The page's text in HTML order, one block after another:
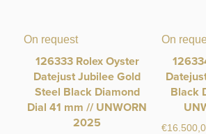
On request
126333 Rolex Oyster
Datejust Jubilee Gold
Steel Black Diamond
Dial 41 mm // UNWORN
2025
On
Black
€